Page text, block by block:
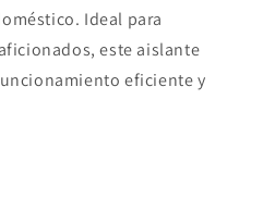
Ideal para
este aislante
eficiente y